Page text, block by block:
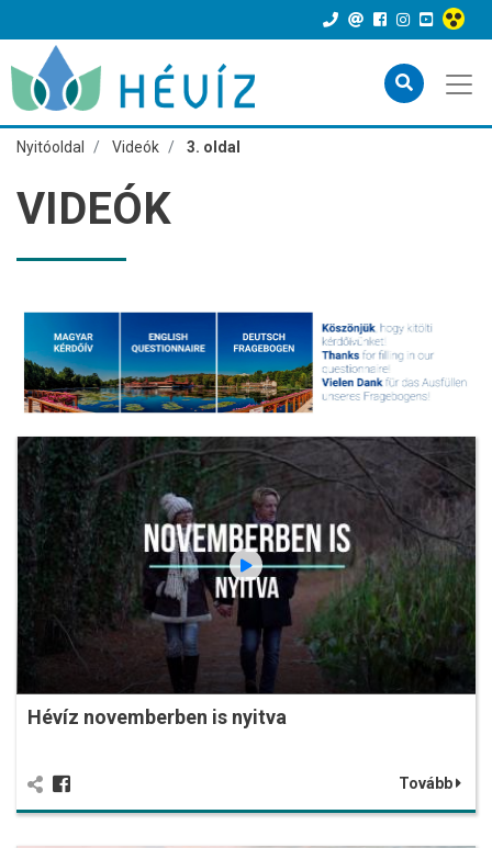
Nyitóoldal Videók 3. oldal
VIDEÓK
Hévíz novemberben is nyitva
Tovább